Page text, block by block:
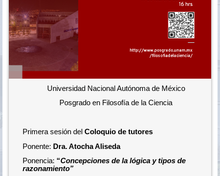
Universidad Nacional Autónoma de México
Posgrado en Filosofía de la Ciencia
Primera sesión del Coloquio de tutores
Ponente: Dra. Atocha Aliseda
Ponencia: “Concepciones de la lógica y tipos de
razonamiento”